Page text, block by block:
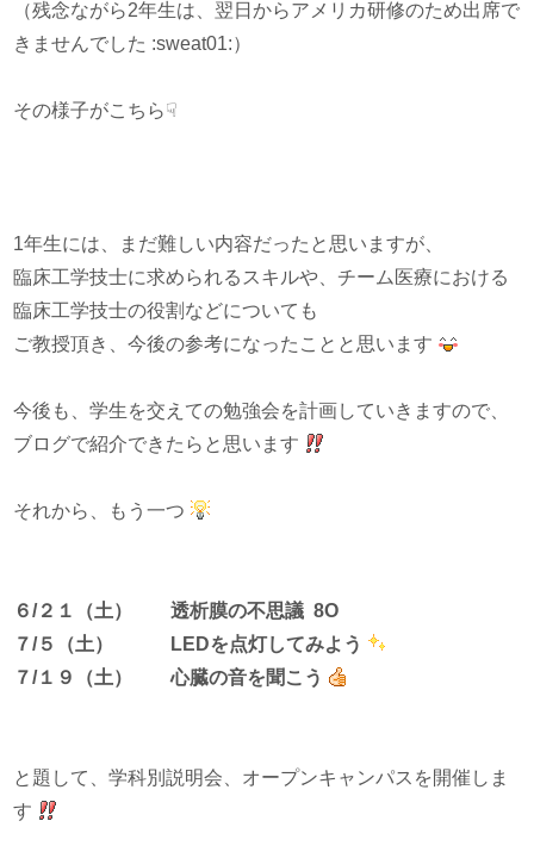
（残念ながら2年生は、翌日からアメリカ研修のため出席で
きませんでした :sweat01:）
その様子がこちら☟
1年生には、まだ難しい内容だったと思いますが、
臨床工学技士に求められるスキルや、チーム医療における
臨床工学技士の役割などについても
ご教授頂き、今後の参考になったことと思います
今後も、学生を交えての勉強会を計画していきますので、
ブログで紹介できたらと思います
それから、もう一つ
６/２１（土）
透析膜の不思議 8O
７/５（土）
LEDを点灯してみよう
７/１９（土） 心臓の音を聞こう
と題して、学科別説明会、オープンキャンパスを開催しま
す